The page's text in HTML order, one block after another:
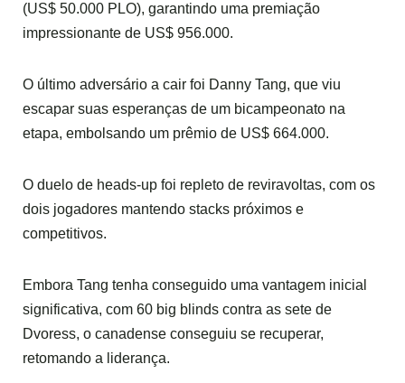
(US$ 50.000 PLO), garantindo uma premiação
impressionante de US$ 956.000.
O último adversário a cair foi Danny Tang, que viu
escapar suas esperanças de um bicampeonato na
etapa, embolsando um prêmio de US$ 664.000.
O duelo de heads-up foi repleto de reviravoltas, com os
dois jogadores mantendo stacks próximos e
competitivos.
Embora Tang tenha conseguido uma vantagem inicial
significativa, com 60 big blinds contra as sete de
Dvoress, o canadense conseguiu se recuperar,
retomando a liderança.